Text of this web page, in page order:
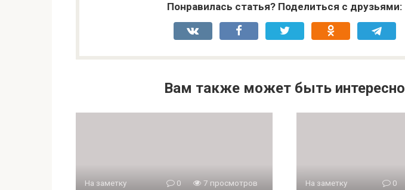
Понравилась статья? Поделиться с друзьями:
Вам также может быть интересно
На заметку 0 7 просмотров На заметку 0